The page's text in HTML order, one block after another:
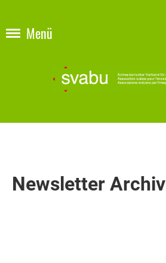
Menü
Newsletter Archiv